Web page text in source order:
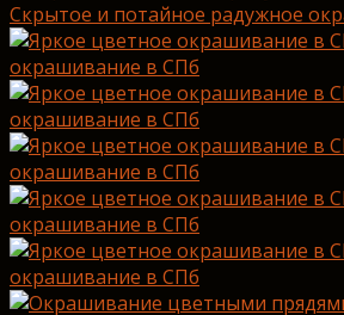
Скрытое и потайное радужное
окрашивание в СПб
окрашивание в СПб
окрашивание в СПб
окрашивание в СПб
окрашивание в СПб